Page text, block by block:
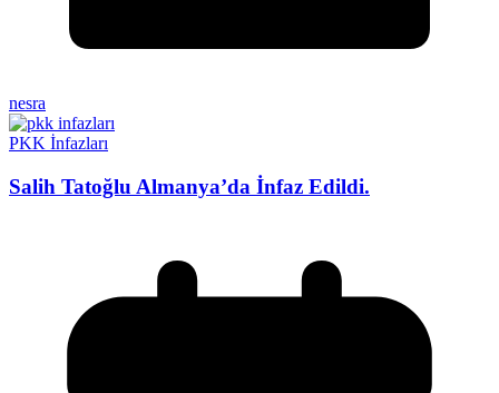
nesra
PKK İnfazları
Salih Tatoğlu Almanya’da İnfaz Edildi.